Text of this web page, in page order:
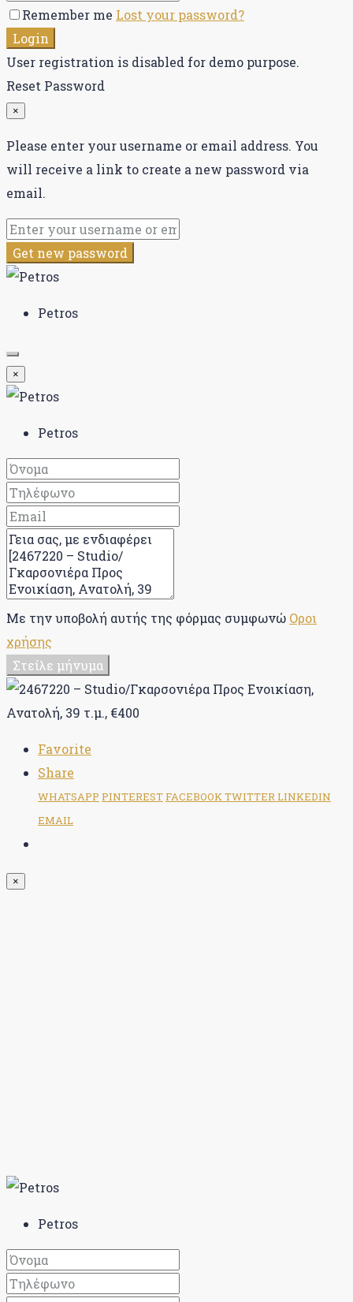
Remember me Lost your password?
Login
User registration is disabled for demo purpose.
Reset Password
×
Please enter your username or email address. You
will receive a link to create a new password via
email.
Get new password
Petros
×
Petros
Με την υποβολή αυτής της φόρμας συμφωνώ Οροι
χρήσης
Στείλε μήνυμα
Favorite
Share
WHATSAPP PINTERESTFACEBOOKTWITTERLINKEDIN
EMAIL
×
Petros